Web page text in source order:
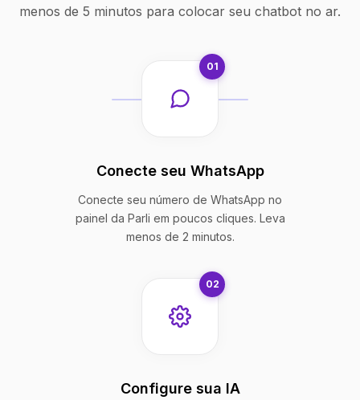
menos de 5 minutos para colocar seu chatbot no ar.
01
Conecte seu WhatsApp
Conecte seu número de WhatsApp no
painel da Parli em poucos cliques. Leva
menos de 2 minutos.
02
Configure sua IA